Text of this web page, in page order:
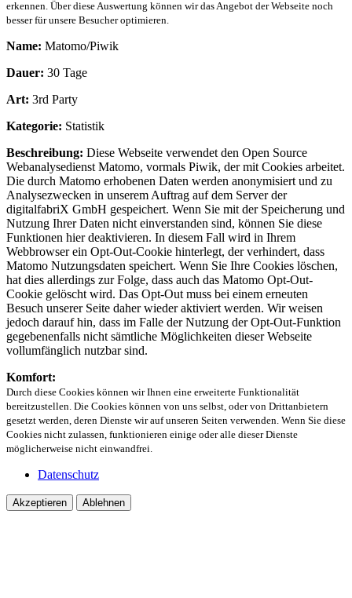
erkennen. Über diese Auswertung können wir das Angebot der Webseite noch
besser für unsere Besucher optimieren.
Name: Matomo/Piwik
Dauer: 30 Tage
Art: 3rd Party
Kategorie: Statistik
Beschreibung: Diese Webseite verwendet den Open Source
Webanalysedienst Matomo, vormals Piwik, der mit Cookies arbeitet.
Die durch Matomo erhobenen Daten werden anonymisiert und zu
Analysezwecken in unserem Auftrag auf dem Server der
digitalfabriX GmbH gespeichert. Wenn Sie mit der Speicherung und
Nutzung Ihrer Daten nicht einverstanden sind, können Sie diese
Funktionen hier deaktivieren. In diesem Fall wird in Ihrem
Webbrowser ein Opt-Out-Cookie hinterlegt, der verhindert, dass
Matomo Nutzungsdaten speichert. Wenn Sie Ihre Cookies löschen,
hat dies allerdings zur Folge, dass auch das Matomo Opt-Out-
Cookie gelöscht wird. Das Opt-Out muss bei einem erneuten
Besuch unserer Seite daher wieder aktiviert werden. Wir weisen
jedoch darauf hin, dass im Falle der Nutzung der Opt-Out-Funktion
gegebenenfalls nicht sämtliche Möglichkeiten dieser Webseite
vollumfänglich nutzbar sind.
Komfort:
Durch diese Cookies können wir Ihnen eine erweiterte Funktionalität
bereitzustellen. Die Cookies können von uns selbst, oder von Drittanbietern
gesetzt werden, deren Dienste wir auf unseren Seiten verwenden. Wenn Sie diese
Cookies nicht zulassen, funktionieren einige oder alle dieser Dienste
möglicherweise nicht einwandfrei.
Datenschutz
Akzeptieren Ablehnen